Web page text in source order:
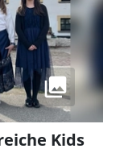
Kids